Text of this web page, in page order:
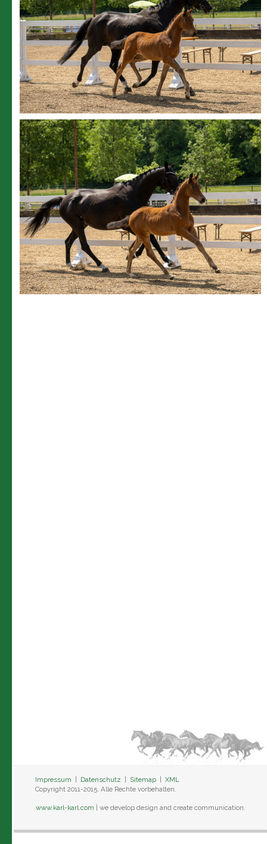
Impressum Datenschutz Sitemap |XML
Copyright 2011-2015. Alle Rechte vorbehalten.
www.karl-karl.com | we develop design and create communication.